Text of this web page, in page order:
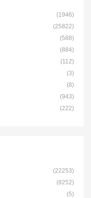
(1946)
(25822)
(588)
(884)
(112)
(3)
(8)
(943)
(222)
(22253)
(8252)
(5)